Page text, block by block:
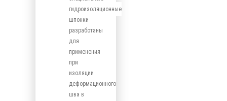
гидроизоляционные
шпонки
разработаны
для
применения
при
изоляции
деформационного
шва в